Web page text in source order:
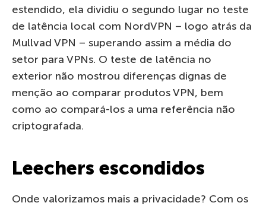
estendido, ela dividiu o segundo lugar no teste
de latência local com NordVPN – logo atrás da
Mullvad VPN – superando assim a média do
setor para VPNs. O teste de latência no
exterior não mostrou diferenças dignas de
menção ao comparar produtos VPN, bem
como ao compará-los a uma referência não
criptografada.
Leechers escondidos
Onde valorizamos mais a privacidade? Com os